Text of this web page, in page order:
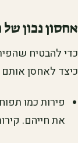
אחסון נכון של
כדי להבטיח
כיצד לאחסן אותם
פירות כמו
את חייהם.